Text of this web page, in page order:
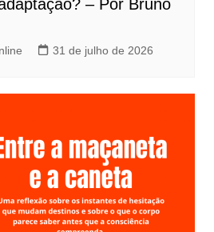
– Por Bruno
31 de julho de 2026